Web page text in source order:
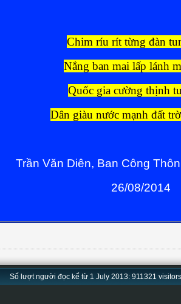
Chim ríu rít từng đàn
Nắng ban mai lấp lánh
Quốc gia cường thịnh
Dân giàu nước mạnh đất
Trần Văn Diên, Ban Công
26/08/2014
Số lượt người đọc kể từ 1 July 2013: 911321